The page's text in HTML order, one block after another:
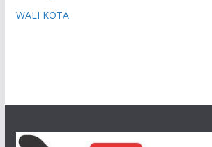
WALI KOTA